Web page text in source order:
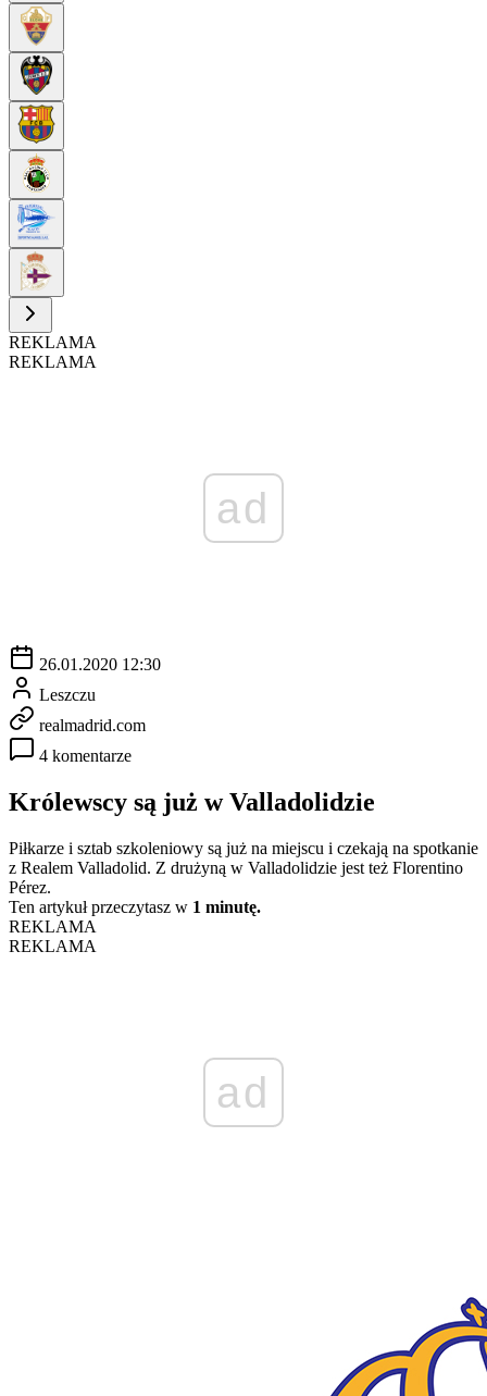
REKLAMA
REKLAMA
ad
26.01.2020 12:30
Leszczu
realmadrid.com
4 komentarze
Królewscy są już w Valladolidzie
Piłkarze i sztab szkoleniowy są już na miejscu i czekają na spotkanie
z Realem Valladolid. Z drużyną w Valladolidzie jest też Florentino
Pérez.
Ten artykuł przeczytasz w 1 minutę.
REKLAMA
REKLAMA
ad